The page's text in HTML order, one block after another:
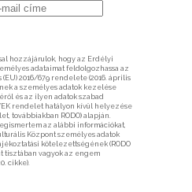
hozzájárulok, hogy az Erdélyi
adataimat feldolgozhassa az
(EU) 2016/679 rendelete (2016. április
a személyes adatok kezelése
és az ilyen adatok szabad
rendelet hatályon kívül helyezése
továbbiakban RODO) alapján.
az alábbi információkat,
Központ személyes adatok
kötelezettségének (RODO
tisztában vagyok az engem
cikke).